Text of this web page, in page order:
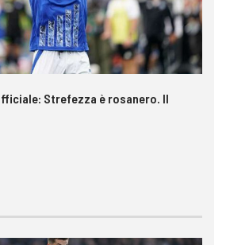
Strefezza è rosanero. Il